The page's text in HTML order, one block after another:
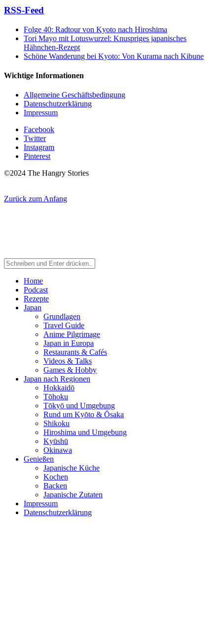
RSS-Feed
Folge 40: Radtour von Kyoto nach Hiroshima
Tori Mayo mit Lotuswurzel: Knuspriges japanisches
Hähnchen-Rezept
Schöne Wanderung bei Kyoto: Von Kurama nach Kibune
Wichtige Informationen
Allgemeine Geschäftsbedingung
Datenschutzerklärung
Impressum
Facebook
Twitter
Instagram
Pinterest
©2024 The Hangry Stories
Zurück zum Anfang
Home
Podcast
Rezepte
Japan
Grundlagen
Travel Guide
Anime Pilgrimage
Japan in Europa
Restaurants & Cafés
Videos & Talks
Games & Hobby
Japan nach Regionen
Hokkaidō
Tōhoku
Tōkyō und Umgebung
Rund um Kyōto & Ōsaka
Shikoku
Hiroshima und Umgebung
Kyūshū
Okinawa
Genießen
Japanische Küche
Kochen
Backen
Japanische Zutaten
Impressum
Datenschutzerklärung